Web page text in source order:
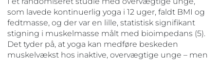
som lavede kontinuerlig yoga i 12 uger, faldt BMI og
fedtmasse, og der var en lille, statistisk signifikant
stigning i muskelmasse målt med bioimpedans (5).
Det tyder på, at yoga kan medføre beskeden
muskelvækst hos inaktive, overvægtige unge – men